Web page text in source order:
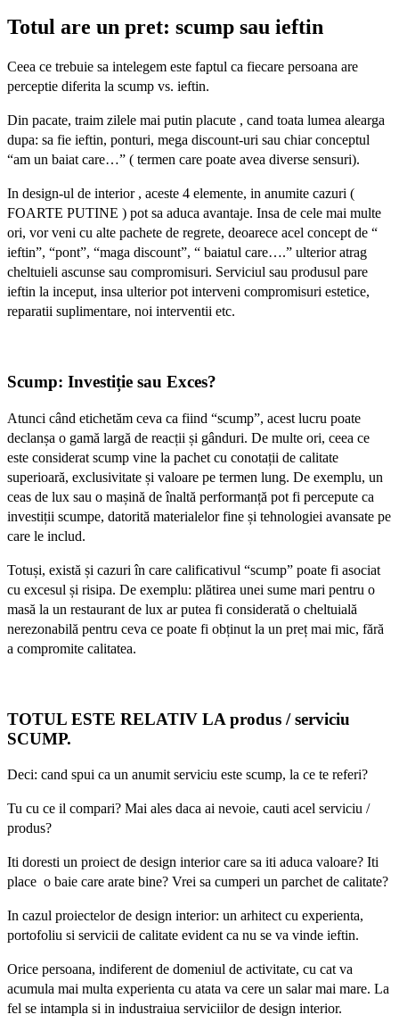
Totul are un pret: scump sau ieftin
Ceea ce trebuie sa intelegem este faptul ca fiecare persoana are
perceptie diferita la scump vs. ieftin.
Din pacate, traim zilele mai putin placute , cand toata lumea alearga
dupa: sa fie ieftin, ponturi, mega discount-uri sau chiar conceptul
“am un baiat care…” ( termen care poate avea diverse sensuri).
In design-ul de interior , aceste 4 elemente, in anumite cazuri (
FOARTE PUTINE ) pot sa aduca avantaje. Insa de cele mai multe
ori, vor veni cu alte pachete de regrete, deoarece acel concept de “
ieftin”, “pont”, “maga discount”, “ baiatul care….” ulterior atrag
cheltuieli ascunse sau compromisuri. Serviciul sau produsul pare
ieftin la inceput, insa ulterior pot interveni compromisuri estetice,
reparatii suplimentare, noi interventii etc.
Scump: Investiție sau Exces?
Atunci când etichetăm ceva ca fiind “scump”, acest lucru poate
declanșa o gamă largă de reacții și gânduri. De multe ori, ceea ce
este considerat scump vine la pachet cu conotații de calitate
superioară, exclusivitate și valoare pe termen lung. De exemplu, un
ceas de lux sau o mașină de înaltă performanță pot fi percepute ca
investiții scumpe, datorită materialelor fine și tehnologiei avansate pe
care le includ.
Totuși, există și cazuri în care calificativul “scump” poate fi asociat
cu excesul și risipa. De exemplu: plătirea unei sume mari pentru o
masă la un restaurant de lux ar putea fi considerată o cheltuială
nerezonabilă pentru ceva ce poate fi obținut la un preț mai mic, fără
a compromite calitatea.
TOTUL ESTE RELATIV LA produs / serviciu
SCUMP.
Deci: cand spui ca un anumit serviciu este scump, la ce te referi?
Tu cu ce il compari? Mai ales daca ai nevoie, cauti acel serviciu /
produs?
Iti doresti un proiect de design interior care sa iti aduca valoare? Iti
place o baie care arate bine? Vrei sa cumperi un parchet de calitate?
In cazul proiectelor de design interior: un arhitect cu experienta,
portofoliu si servicii de calitate evident ca nu se va vinde ieftin.
Orice persoana, indiferent de domeniul de activitate, cu cat va
acumula mai multa experienta cu atata va cere un salar mai mare. La
fel se intampla si in industraiua serviciilor de design interior.